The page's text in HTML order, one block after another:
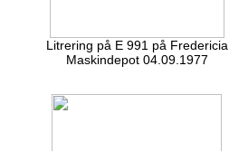
Litrering på E 991 på Fredericia
Maskindepot 04.09.1977